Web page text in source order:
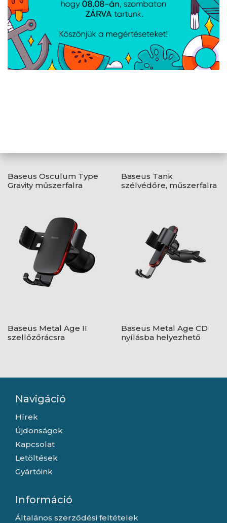
AJÁNLATUNKBÓL
Baseus Osculum Type
Gravity műszerfalra
Baseus Tank
szélvédőre, műszerfalra
Baseus Metal Age II
szellőzőrácsra
Baseus Metal Age CD
nyílásba helyezhető
Navigáció
Hírek
Újdonságok
Kapcsolat
Letöltések
Gyártóink
Információ
Általános szerződési feltételek